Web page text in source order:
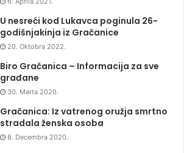
U nesreći kod Lukavca poginula 26-
godišnjakinja iz Gračanice
20. Oktobra 2022.
Biro Gračanica – Informacija za sve
građane
30. Marta 2020.
Gračanica: Iz vatrenog oružja smrtno
stradala ženska osoba
8. Decembra 2020.